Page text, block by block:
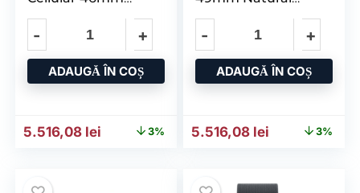
Case with
ADAUGĂ ÎN COȘ
Prețul inițial a fost: 5.678,91 lei.
5.516,08 lei Prețul curent este: 5.516,08 lei.
3%
with Blue/Bright
ADAUGĂ ÎN COȘ
Prețul inițial a fost:
5.516,08 lei Prețul3%